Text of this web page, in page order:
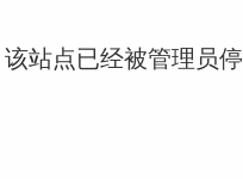
站点已经被管理员